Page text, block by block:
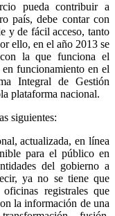
pueda contribuir a
país, debe contar con
y de fácil acceso, tanto
ello, en el año 2013 se
la que funciona el
funcionamiento en el
Integral de Gestión
plataforma nacional.
siguientes:
actualizada, en línea
para el público en
del gobierno a
ya no se tiene que
registrales que
la información de una